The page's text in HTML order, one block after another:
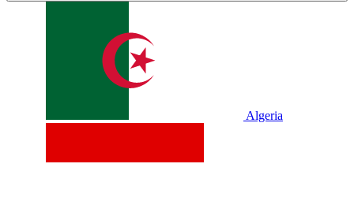
Algeria